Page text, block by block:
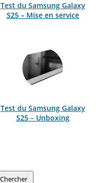
Test du Samsung Galaxy
S25 – Mise en service
Test du Samsung Galaxy
S25 – Unboxing